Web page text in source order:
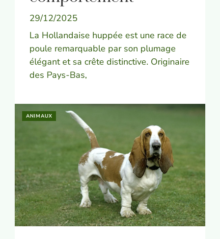
29/12/2025
La Hollandaise huppée est une race de
poule remarquable par son plumage
élégant et sa crête distinctive. Originaire
des Pays-Bas,
ANIMAUX